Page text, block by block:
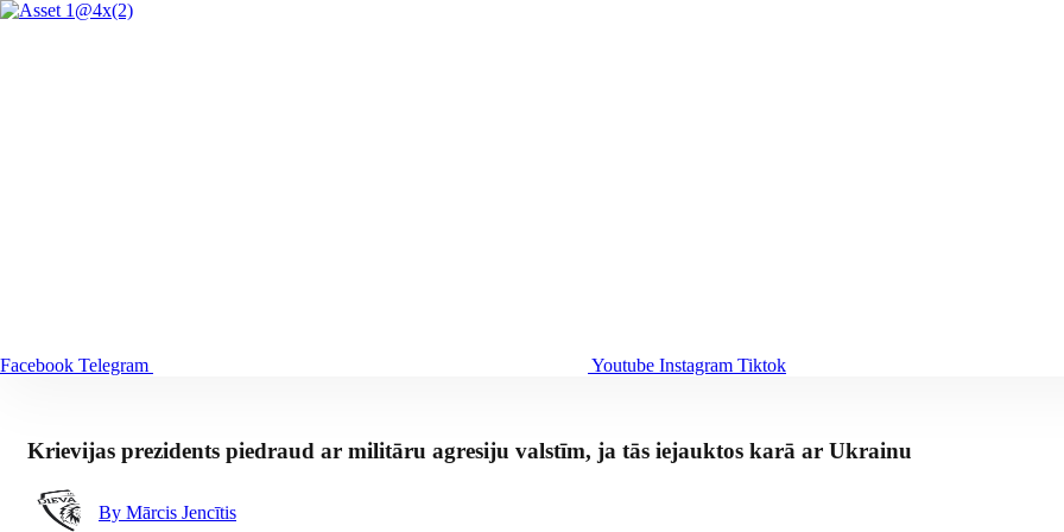
Facebook Telegram Youtube Instagram Tiktok
Krievijas prezidents piedraud ar militāru agresiju valstīm, ja tās iejauktos karā ar Ukrainu
By Mārcis Jencītis